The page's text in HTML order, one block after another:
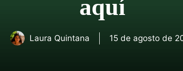
aquí
Laura Quintana 15 de agosto de